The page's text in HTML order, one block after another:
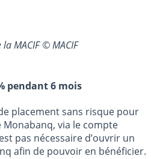
MACIF © MACIF
pendant 6 mois
placement sans risque pour
via le compte
pas nécessaire d’ouvrir un
afin de pouvoir en bénéficier.